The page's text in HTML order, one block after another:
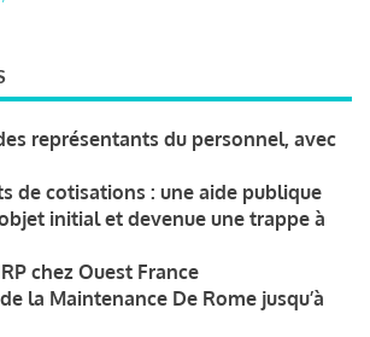
représentants du personnel, avec
de cotisations : une aide publique
initial et devenue une trappe à
chez Ouest France
la Maintenance De Rome jusqu’à